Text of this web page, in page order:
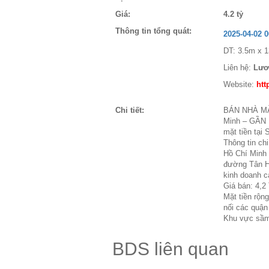
Giá:
4.2 tỷ
Thông tin tổng quát:
2025-04-02
DT: 3.5m x
Liên hệ:
Website:
Chi tiết:
BÁN NHÀ
Minh –
mặt tiền tại
Thông tin
Hồ Chí
đường Tân
kinh doanh
Giá bán:
Mặt tiền
nối các
Khu vực
BDS liên quan